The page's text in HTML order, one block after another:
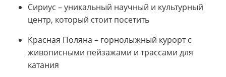
Сириус – уникальный научный и культурный
центр, который стоит посетить
Красная Поляна – горнолыжный курорт с
живописными пейзажами и трассами для
катания